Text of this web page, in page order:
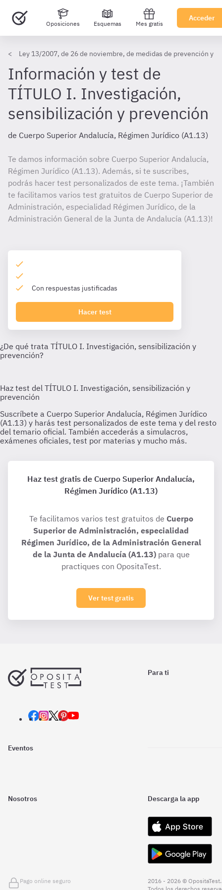
Oposiciones Esquemas Mes gratis
Acceder
Ley 13/2007, de 26 de noviembre, de medidas de prevención y
Información y test de
TÍTULO I. Investigación,
sensibilización y prevención
de Cuerpo Superior Andalucía, Régimen Jurídico (A1.13)
Te damos información sobre Cuerpo Superior Andalucía,
Régimen Jurídico (A1.13). Además, si te suscribes,
podrás hacer test personalizados de este tema. ¡También
te facilitamos varios test gratuitos de Cuerpo Superior de
Administración, especialidad Régimen Jurídico, de la
Administración General de la Junta de Andalucía (A1.13)!
Con respuestas justificadas
Hacer test
Haz test gratis de Cuerpo Superior Andalucía,
Régimen Jurídico (A1.13)
Te facilitamos varios test gratuitos de Cuerpo
Superior de Administración, especialidad
Régimen Jurídico, de la Administración General
de la Junta de Andalucía (A1.13)para que
practiques con OpositaTest.
Ver test gratis
Para ti
Eventos
Nosotros Descarga la app
Pago online seguro
2016 - 2026 © OpositaTest.